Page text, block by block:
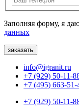
Заполняя форму, я
данных
info@igranit.ru
+7 (929) 50-11-
+7 (495) 663-51-
+7 (929) 50-11-